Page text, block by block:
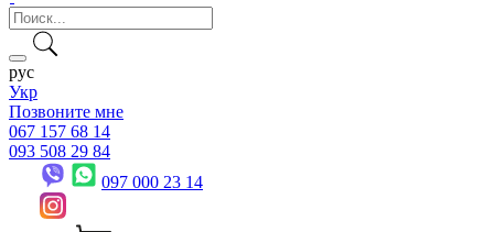
рус
Укр
Позвоните мне
067 157 68 14
093 508 29 84
097 000 23 14